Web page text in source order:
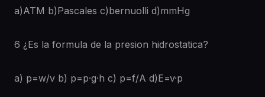
a)ATM b)Pascales c)bernuolli d)mmHg
6 ¿Es la formula de la presion hidrostatica?
a) p=w/v b) p=p·g·h c) p=f/A d)E=v·p